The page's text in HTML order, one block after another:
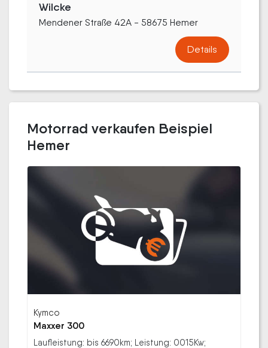
Wilcke
Mendener Straße 42A - 58675 Hemer
Details
Motorrad verkaufen Beispiel
Hemer
Kymco
Maxxer 300
Laufleistung: bis 6690km; Leistung: 0015Kw;